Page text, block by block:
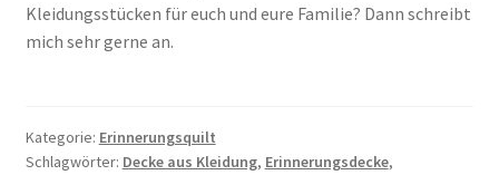
Kleidungsstücken für euch und eure Familie? Dann schreibt
mich sehr gerne an.
Kategorie: Erinnerungsquilt
Schlagwörter: Decke aus Kleidung, Erinnerungsdecke,